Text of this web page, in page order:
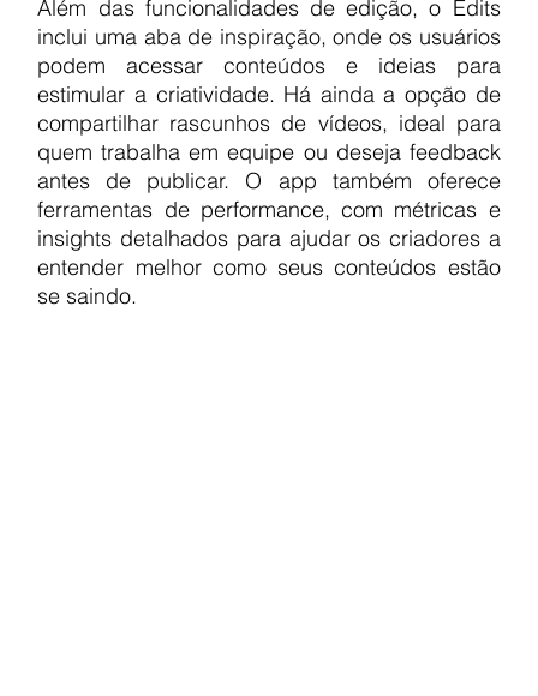
Além das funcionalidades de edição, o Edits
inclui uma aba de inspiração, onde os usuários
podem acessar conteúdos e ideias para
estimular a criatividade. Há ainda a opção de
compartilhar rascunhos de vídeos, ideal para
quem trabalha em equipe ou deseja feedback
antes de publicar. O app também oferece
ferramentas de performance, com métricas e
insights detalhados para ajudar os criadores a
entender melhor como seus conteúdos estão
se saindo.